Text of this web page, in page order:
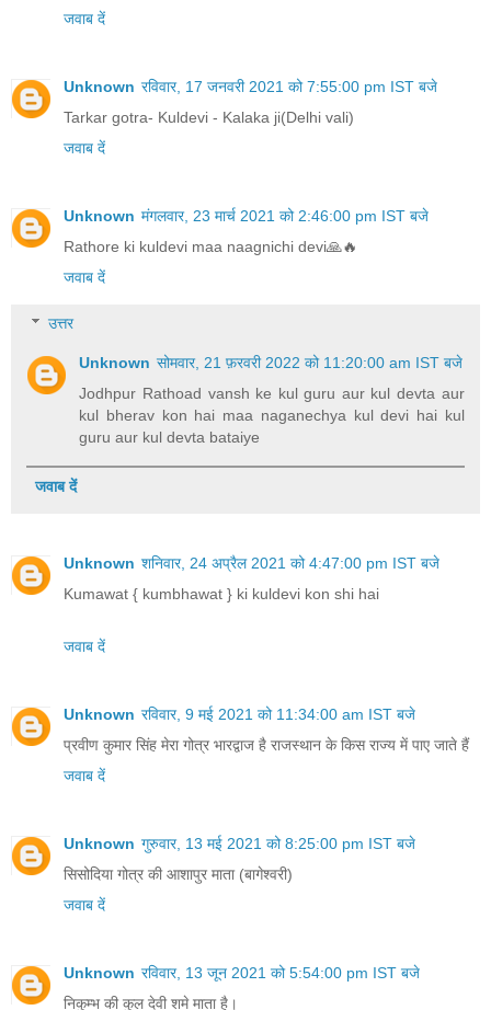
जवाब दें
Unknown रविवार, 17 जनवरी 2021 को 7:55:00 pm IST बजे
Tarkar gotra- Kuldevi - Kalaka ji(Delhi vali)
जवाब दें
Unknown मंगलवार, 23 मार्च 2021 को 2:46:00 pm IST बजे
Rathore ki kuldevi maa naagnichi devi🙏🔥
जवाब दें
उत्तर
Unknown सोमवार, 21 फ़रवरी 2022 को 11:20:00 am IST बजे
Jodhpur Rathoad vansh ke kul guru aur kul devta aur
kul bherav kon hai maa naganechya kul devi hai kul
guru aur kul devta bataiye
जवाब दें
Unknown शनिवार, 24 अप्रैल 2021 को 4:47:00 pm IST बजे
Kumawat { kumbhawat } ki kuldevi kon shi hai
जवाब दें
Unknown रविवार, 9 मई 2021 को 11:34:00 am IST बजे
प्रवीण कुमार सिंह मेरा गोत्र भारद्वाज है राजस्थान के किस राज्य में पाए जाते हैं
जवाब दें
Unknown गुरुवार, 13 मई 2021 को 8:25:00 pm IST बजे
सिसोदिया गोत्र की आशापुर माता (बागेश्वरी)
जवाब दें
Unknown रविवार, 13 जून 2021 को 5:54:00 pm IST बजे
निकुम्भ की कुल देवी शमे माता है।